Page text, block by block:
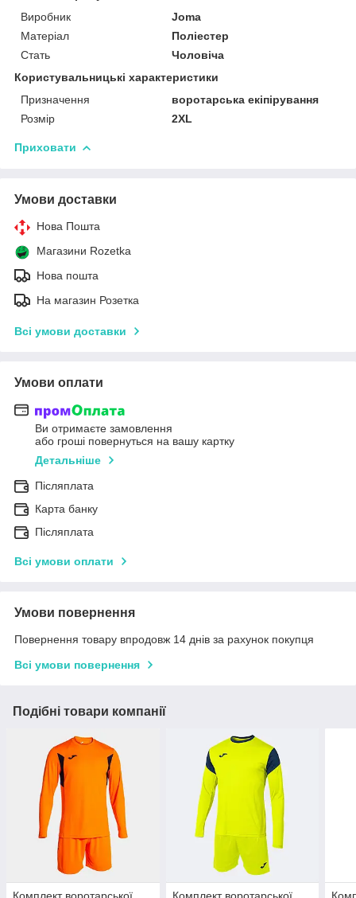
Виробник
Joma
Матеріал
Поліестер
Стать
Чоловіча
Користувальницькі характеристики
Призначення
воротарська екіпірування
Розмір
2XL
Приховати
Умови доставки
Нова Пошта
Магазини Rozetka
Нова пошта
На магазин Розетка
Всі умови доставки
Умови оплати
Ви отримаєте замовлення
або гроші повернуться на вашу картку
Детальніше
Післяплата
Карта банку
Післяплата
Всі умови оплати
Умови повернення
Повернення товару впродовж 14 днів за рахунок покупця
Всі умови повернення
Подібні товари компанії